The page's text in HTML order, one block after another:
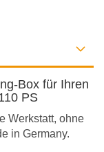
Box für Ihren
PS
Werkstatt, ohne
in Germany.